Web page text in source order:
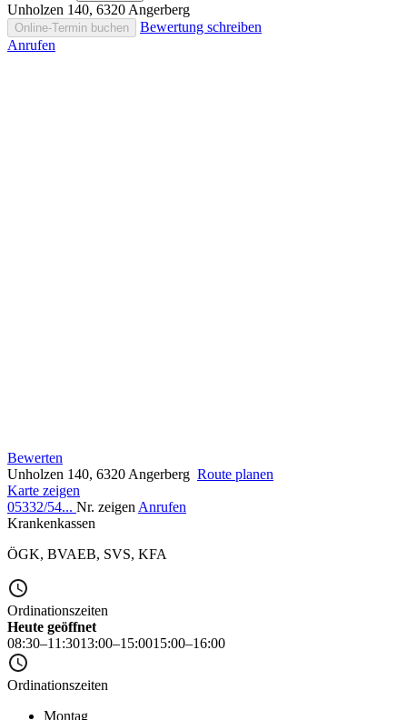
Unholzen 140, 6320 Angerberg
Online-Termin buchen
Bewertung schreiben
Anrufen
Bewerten
Unholzen 140, 6320 Angerberg Route planen
Karte zeigen
05332/54... Nr. zeigen Anrufen
Krankenkassen
ÖGK, BVAEB, SVS, KFA
Ordinationszeiten
Heute geöffnet
08:30–11:3013:00–15:0015:00–16:00
Ordinationszeiten
Montag